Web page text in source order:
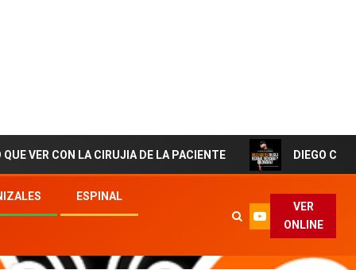
LA CIRUJIA DE LA PACIENTE DIEGO CORTES El
ESPINAL
VER
ONLINE